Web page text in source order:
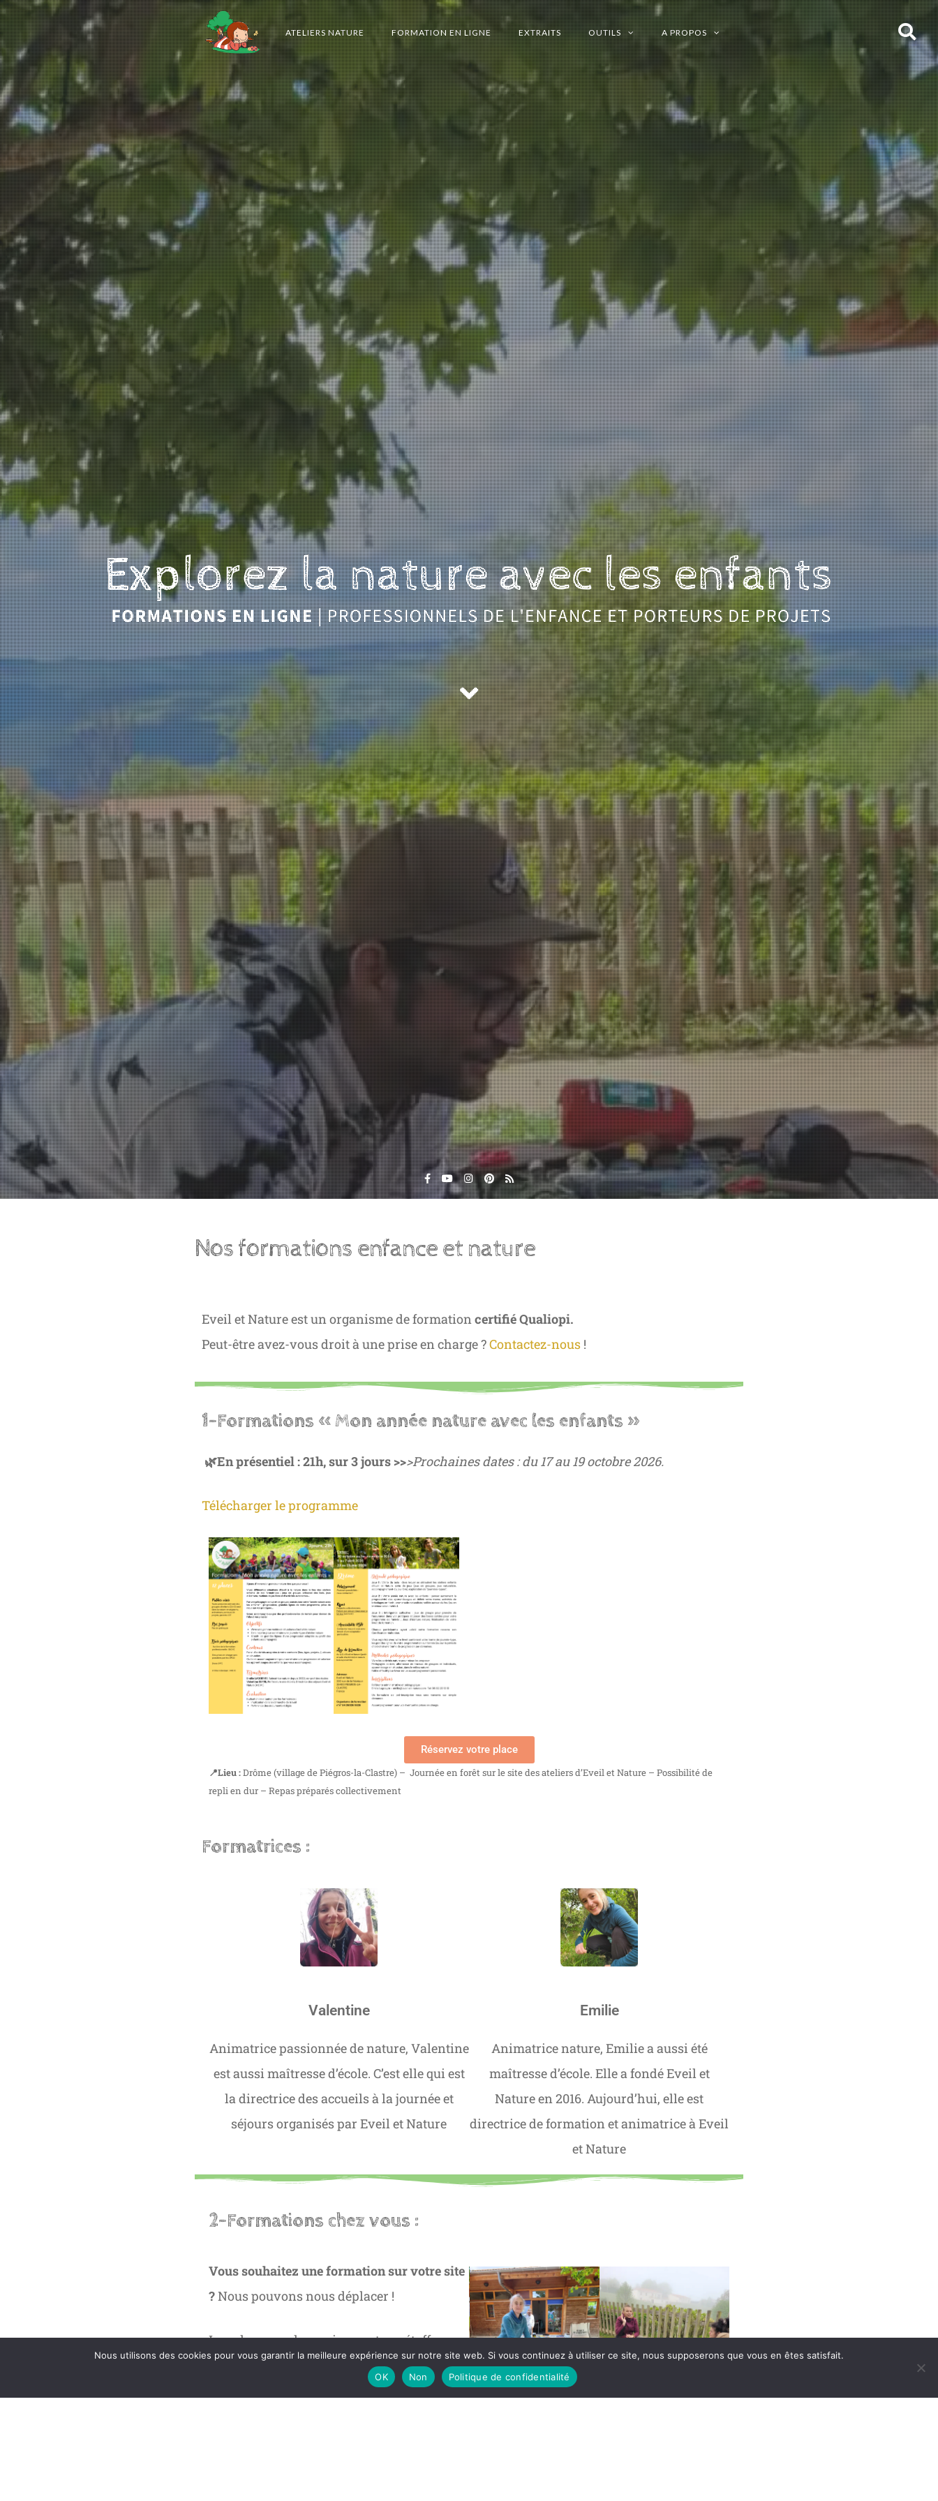
Eveil et Nature
Outils et Formations en ligne pour explorer la nature avec les enfants
ATELIERS NATURE FORMATION EN LIGNE EXTRAITS OUTILS A PROPOS
Nos formations enfance et nature
Eveil et Nature est un organisme de formationcertifié Qualiopi.
Peut-être avez-vous droit à une prise en charge ?Contactez-nous !
1-Formations « Mon année nature avec les enfants »
🌿En présentiel : 21h, sur 3 jours >>>Prochaines dates : du 17 au 19 octobre 2026.
Télécharger le programme
Réservez votre place
📍Lieu :Drôme (village de Piégros-la-Clastre) – Journée en forêt sur le site des ateliers d’Eveil et Nature – Possibilité de
repli en dur – Repas préparés collectivement
Formatrices :
Valentine
Animatrice passionnée de nature, Valentine
est aussi maîtresse d’école. C’est elle qui est
la directrice des accueils à la journée et
séjours organisés par Eveil et Nature
Emilie
Animatrice nature, Emilie a aussi été
maîtresse d’école. Elle a fondé Eveil et
Nature en 2016. Aujourd’hui, elle est
directrice de formation et animatrice à Eveil
et Nature
2-Formations chez vous :
Vous souhaitez une formation sur votre site
?Nous pouvons nous déplacer !
Impulser une dynamique nature, étoffer
votre répertoire d’activités…
Nous utilisons des cookies pour vous garantir la meilleure expérience sur notre site web. Si vous continuez à utiliser ce site, nous supposerons que vous en êtes satisfait.
OK
Non Politique de confidentialité